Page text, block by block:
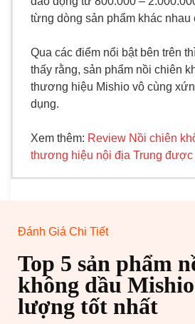
từng dòng sản phẩm khác
Qua các điểm nổi bật bên trên
thấy rằng, sản phẩm nồi chiên
thương hiệu Mishio vô cùng
dụng.
Xem thêm: Review Nồi chiên
thương hiệu nội địa Trung được
Đánh Giá Chi Tiết
Top 5 sản phẩm
không dầu
lượng tốt nhất